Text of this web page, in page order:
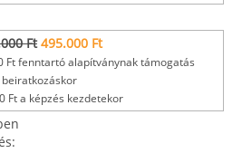
Ft 495.000 Ft
Ft fenntartó alapítványnak támogatás
beiratkozáskor
Ft a képzés kezdetekor